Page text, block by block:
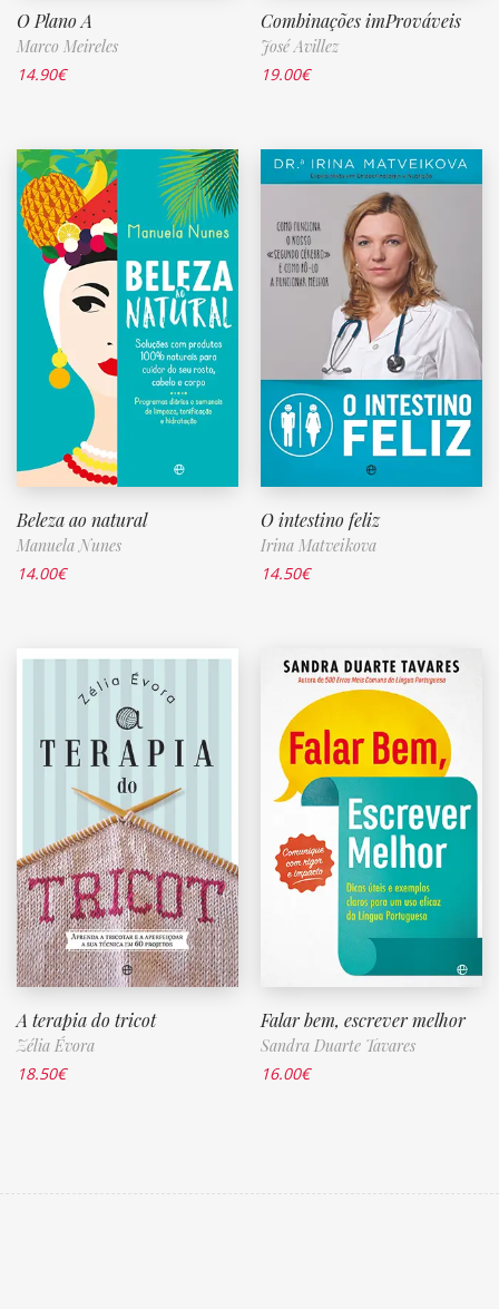
O Plano A
Marco Meireles
14.90€
Combinações imProváveis
José Avillez
19.00€
Beleza ao natural
Manuela Nunes
14.00€
O intestino feliz
Irina Matveikova
14.50€
A terapia do tricot
Zélia Évora
18.50€
Falar bem, escrever melhor
Sandra Duarte Tavares
16.00€